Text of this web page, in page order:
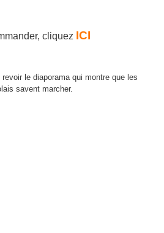
cliquez ICI
revoir le diaporama qui montre que les
savent marcher.